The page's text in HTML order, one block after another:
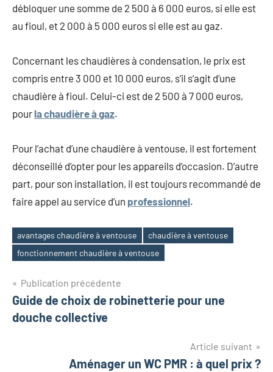
débloquer une somme de 2 500 à 6 000 euros, si elle est
au fioul, et 2 000 à 5 000 euros si elle est au gaz.
Concernant les chaudières à condensation, le prix est
compris entre 3 000 et 10 000 euros, s’il s’agit d’une
chaudière à fioul. Celui-ci est de 2 500 à 7 000 euros,
pour la chaudière à gaz.
Pour l’achat d’une chaudière à ventouse, il est fortement
déconseillé d’opter pour les appareils d’occasion. D’autre
part, pour son installation, il est toujours recommandé de
faire appel au service d’un professionnel.
Étiquettes
avantages chaudière à ventouse
chaudière à ventouse
fonctionnement chaudière à ventouse
Navigation
de
Publication précédente
Guide de choix de robinetterie pour une
douche collective
Article suivant
Aménager un WC PMR : à quel prix ?